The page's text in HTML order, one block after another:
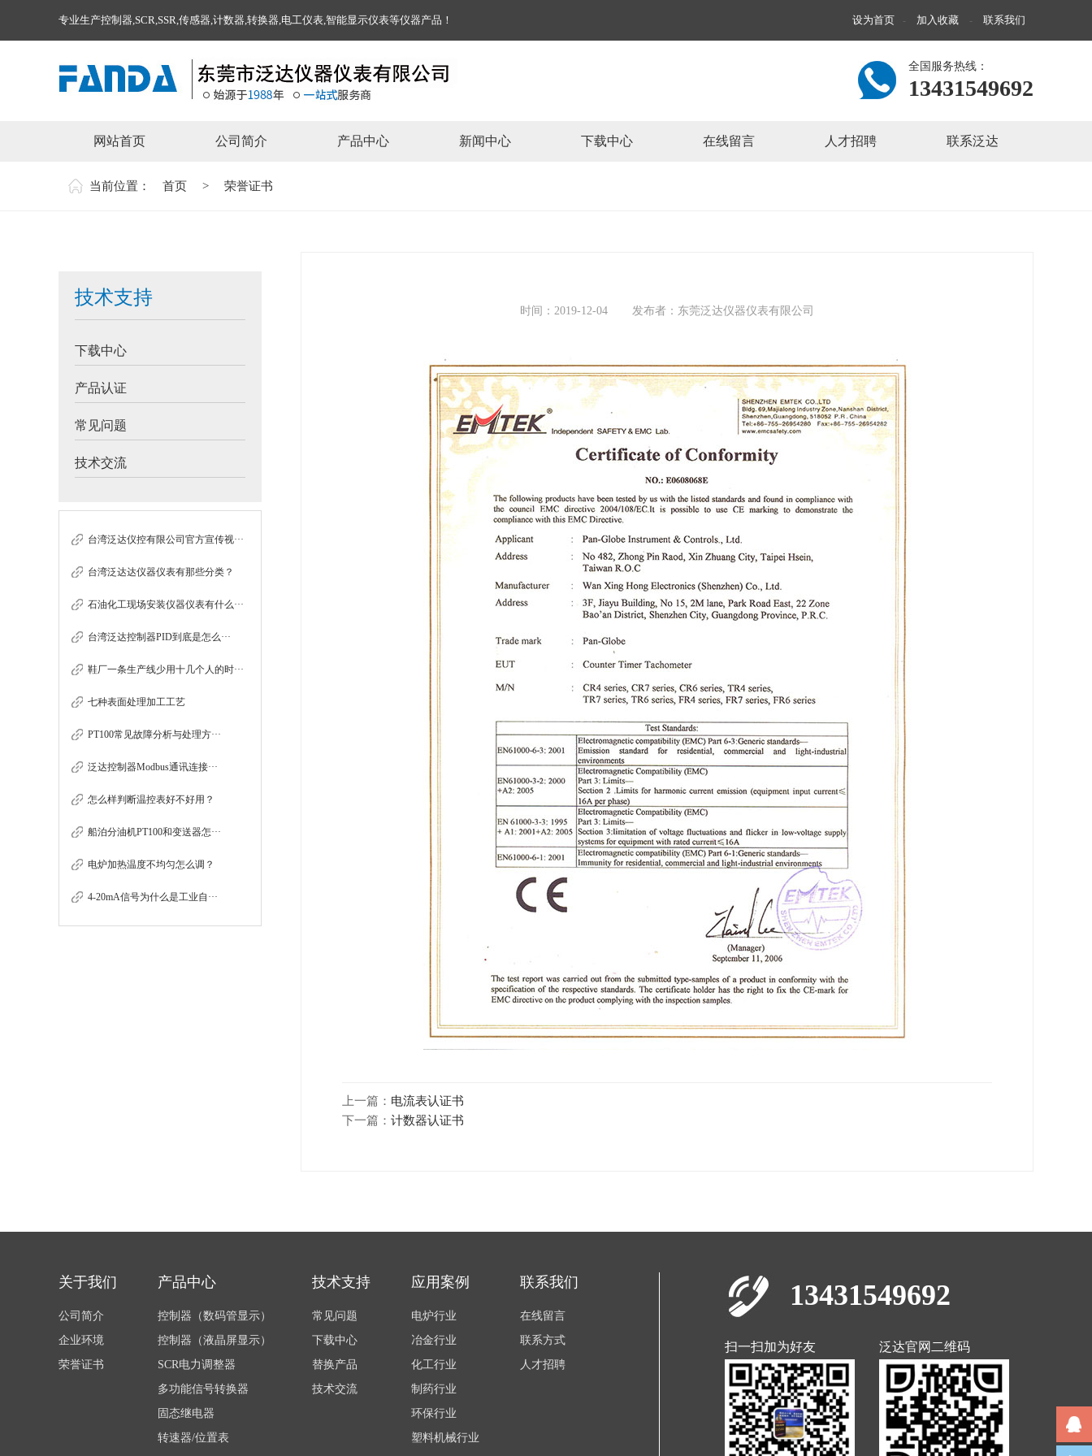
专业生产控制器,SCR,SSR,传感器,计数器,转换器,电工仪表,智能显示仪表等仪器产品！ 设为首页 - 加入收藏 - 联系我们
全国服务热线：
13431549692
网站首页 公司简介 产品中心 新闻中心 下载中心 在线留言 人才招聘 联系泛达
当前位置： 首页 > 荣誉证书
时间：2019-12-04 发布者：东莞泛达仪器仪表有限公司
上一篇： 电流表认证书
下一篇： 计数器认证书
技术支持
下载中心
产品认证
常见问题
技术交流
台湾泛达仪控有限公司官方宣传视···
台湾泛达达仪器仪表有那些分类？
石油化工现场安装仪器仪表有什么···
台湾泛达控制器PID到底是怎么···
鞋厂一条生产线少用十几个人的时···
七种表面处理加工工艺
PT100常见故障分析与处理方···
泛达控制器Modbus通讯连接···
怎么样判断温控表好不好用？
船泊分油机PT100和变送器怎···
电炉加热温度不均匀怎么调？
4-20mA信号为什么是工业自···
关于我们
公司简介
企业环境
荣誉证书
产品中心
控制器（数码管显示）
控制器（液晶屏显示）
SCR电力调整器
多功能信号转换器
固态继电器
转速器/位置表
技术支持
常见问题
下载中心
替换产品
技术交流
应用案例
电炉行业
冶金行业
化工行业
制药行业
环保行业
塑料机械行业
联系我们
在线留言
联系方式
人才招聘
13431549692
扫一扫加为好友 泛达官网二维码